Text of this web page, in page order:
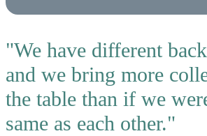
"We have different
and we bring more
the table than if we
same as each other."